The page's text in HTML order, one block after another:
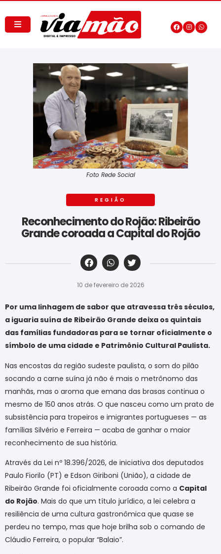
Foto Rede Social
REGIÃO
Reconhecimento do Rojão: Ribeirão
Grande coroada a Capital do Rojão
‎ ‎ ‎ ‎ ‎ ‎ ‎ ‎ ‎ ‎ ‎ ‎ ‎ ‎ ‎ ‎ ‎ ‎ ‎ ‎ ‎ ‎ ‎ ‎ ‎ ‎ ‎ ‎ ‎ ‎ ‎
10 de fevereiro de 2026
Por uma linhagem de sabor que atravessa três séculos,
a iguaria suína de Ribeirão Grande deixa os quintais
das famílias fundadoras para se tornar oficialmente o
símbolo de uma cidade e Patrimônio Cultural Paulista.
Nas encostas da região sudeste paulista, o som do pilão
socando a carne suína já não é mais o metrônomo das
manhãs, mas o aroma que emana das brasas continua o
mesmo de 150 anos atrás. O que nasceu como um prato de
subsistência para tropeiros e imigrantes portugueses — as
famílias Silvério e Ferreira — acaba de ganhar o maior
reconhecimento de sua história.
Através da Lei nº 18.396/2026, de iniciativa dos deputados
Paulo Fiorilo (PT) e Edson Giriboni (União), a cidade de
Ribeirão Grande foi oficialmente coroada como a Capital
do Rojão. Mais do que um título jurídico, a lei celebra a
resiliência de uma cultura gastronômica que quase se
perdeu no tempo, mas que hoje brilha sob o comando de
Cláudio Ferreira, o popular “Balaio”.